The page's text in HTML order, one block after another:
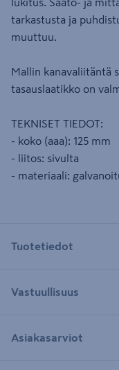
tarkastusta ja
muuttuu.
Mallin kanavaliitäntä
tasauslaatikko on
TEKNISET TIEDOT:
- koko (aaa): 125 mm
- liitos: sivulta
- materiaali:
Tuotetiedot
Vastuullisuus
Asiakasarviot